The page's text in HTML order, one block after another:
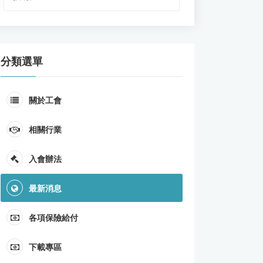
分類選單
關於工會
相關行業
入會辦法
最新消息
各項保險給付
下載專區